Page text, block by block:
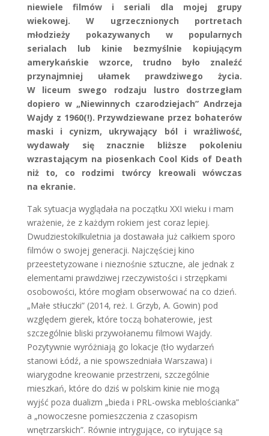
niewiele filmów i seriali dla mojej grupy
wiekowej. W ugrzecznionych portretach
młodzieży pokazywanych w popularnych
serialach lub kinie bezmyślnie kopiującym
amerykańskie wzorce, trudno było znaleźć
przynajmniej ułamek prawdziwego życia.
W liceum swego rodzaju lustro dostrzegłam
dopiero w „Niewinnych czarodziejach” Andrzeja
Wajdy z 1960(!). Przywdziewane przez bohaterów
maski i cynizm, ukrywający ból i wrażliwość,
wydawały się znacznie bliższe pokoleniu
wzrastającym na piosenkach Cool Kids of Death
niż to, co rodzimi twórcy kreowali wówczas
na ekranie.
Tak sytuacja wyglądała na początku XXI wieku i mam
wrażenie, że z każdym rokiem jest coraz lepiej.
Dwudziestokilkuletnia ja dostawała już całkiem sporo
filmów o swojej generacji. Najczęściej kino
przeestetyzowane i nieznośnie sztuczne, ale jednak z
elementami prawdziwej rzeczywistości i strzępkami
osobowości, które mogłam obserwować na co dzień.
„Małe stłuczki” (2014, reż. I. Grzyb, A. Gowin) pod
względem gierek, które toczą bohaterowie, jest
szczególnie bliski przywołanemu filmowi Wajdy.
Pozytywnie wyróżniają go lokacje (tło wydarzeń
stanowi Łódź, a nie spowszedniała Warszawa) i
wiarygodne kreowanie przestrzeni, szczególnie
mieszkań, które do dziś w polskim kinie nie mogą
wyjść poza dualizm „bieda i PRL-owska meblościanka”
a „nowoczesne pomieszczenia z czasopism
wnętrzarskich”. Równie intrygujące, co irytujące są